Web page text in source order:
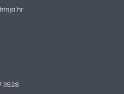
3528